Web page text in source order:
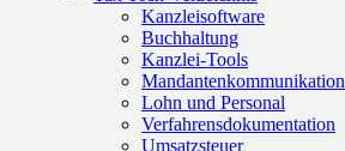
Kanzleisoftware
Buchhaltung
Kanzlei-Tools
Mandantenkommunikation
Lohn und Personal
Verfahrensdokumentation
Umsatzsteuer